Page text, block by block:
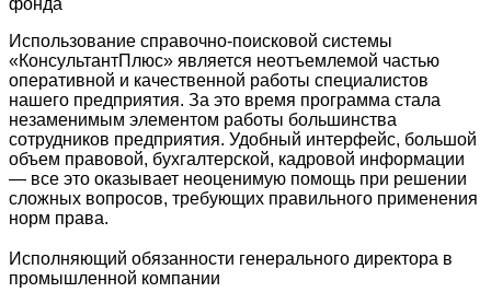
фонда
Использование справочно-поисковой системы
«КонсультантПлюс» является неотъемлемой частью
оперативной и качественной работы специалистов
нашего предприятия. За это время программа стала
незаменимым элементом работы большинства
сотрудников предприятия. Удобный интерфейс, большой
объем правовой, бухгалтерской, кадровой информации
— все это оказывает неоценимую помощь при решении
сложных вопросов, требующих правильного применения
норм права.
Исполняющий обязанности генерального директора в
промышленной компании